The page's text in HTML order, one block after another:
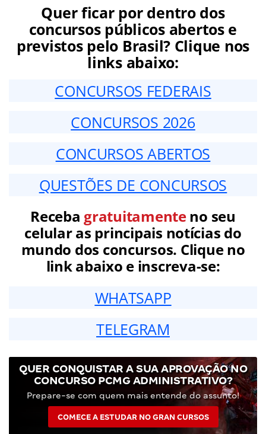
Quer ficar por dentro dos
concursos públicos abertos e
previstos pelo Brasil? Clique nos
links abaixo:
CONCURSOS FEDERAIS
CONCURSOS 2026
CONCURSOS ABERTOS
QUESTÕES DE CONCURSOS
Receba gratuitamenteno seu
celular as principais notícias do
mundo dos concursos. Clique no
link abaixo e inscreva-se:
WHATSAPP
TELEGRAM
QUER CONQUISTAR A SUA APROVAÇÃO NO
CONCURSO PCMG ADMINISTRATIVO?
Prepare-se com quem mais entende do assunto!
COMECE A ESTUDAR NO GRAN CURSOS